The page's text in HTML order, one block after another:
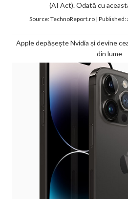
(AI Act). Odată cu
Source:TechnoReport.ro| Published:
Apple depășește Nvidia și devine
din lume